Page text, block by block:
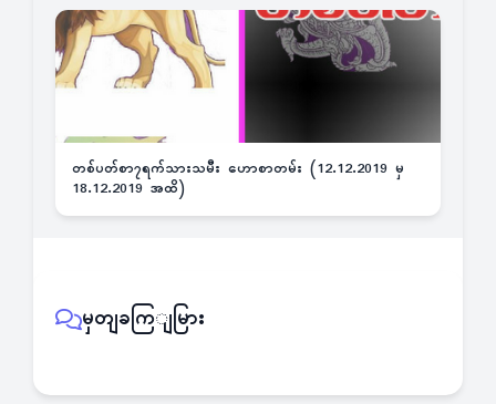
တစ်ပတ်စာ၇ရက်သားသမီး ဟောစာတမ်း (12.12.2019 မှ
18.12.2019 အထိ)
မှတျခကြျမြား